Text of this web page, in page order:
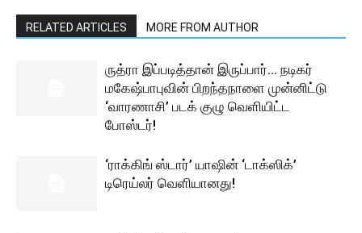
RELATED ARTICLES MORE FROM AUTHOR
ருத்ரா இப்படித்தான் இருப்பார்… நடிகர்
மகேஷ்பாபுவின் பிறந்தநாளை முன்னிட்டு
‘வாரணாசி’ படக் குழு வெளியிட்ட
போஸ்டர்!
‘ராக்கிங் ஸ்டார்’ யாஷின் ‘டாக்ஸிக்’
டிரெய்லர் வெளியானது!